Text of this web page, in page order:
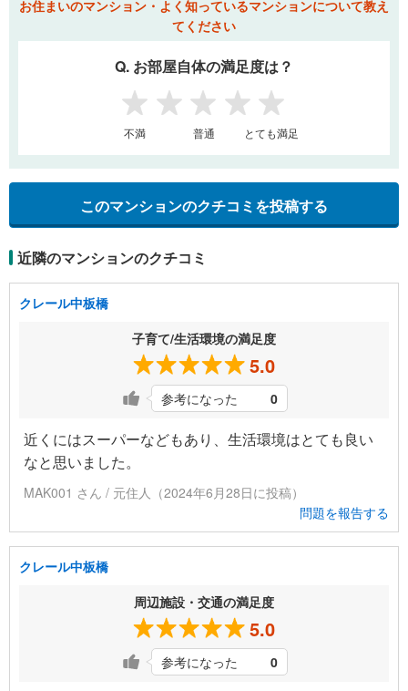
お住まいのマンション・よく知っているマンションについて教え
てください
Q. お部屋自体の満足度は？
1 2 3 4 5
不満 普通 とても満足
このマンションのクチコミを投稿する
近隣のマンションのクチコミ
クレール中板橋
子育て/生活環境の満足度
5.0
参考になった 0
近くにはスーパーなどもあり、生活環境はとても良い
なと思いました。
MAK001 さん / 元住人（2024年6月28日に投稿）
問題を報告する
クレール中板橋
周辺施設・交通の満足度
5.0
参考になった 0